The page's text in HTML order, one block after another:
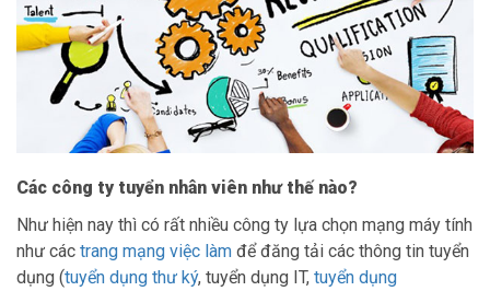
Các công ty tuyển nhân viên như thế nào?
Như hiện nay thì có rất nhiều công ty lựa chọn mạng máy tính
như các trang mạng việc làm để đăng tải các thông tin tuyển
dụng (tuyển dụng thư ký, tuyển dụng IT, tuyển dụng